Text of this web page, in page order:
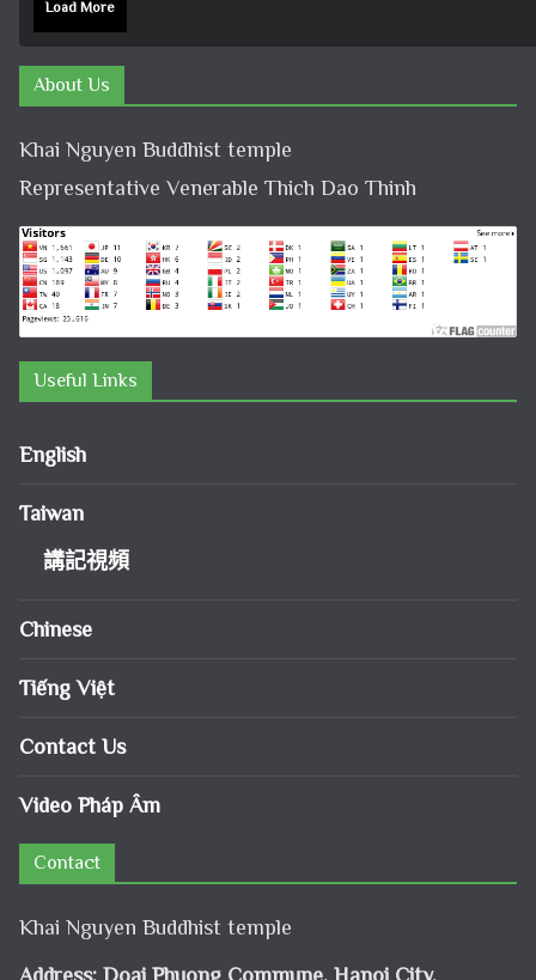
Load More
About Us
Khai Nguyen Buddhist temple
Representative Venerable Thich Dao Thinh
Useful Links
English
Taiwan
講記視頻
Chinese
Tiếng Việt
Contact Us
Video Pháp Âm
Contact
Khai Nguyen Buddhist temple